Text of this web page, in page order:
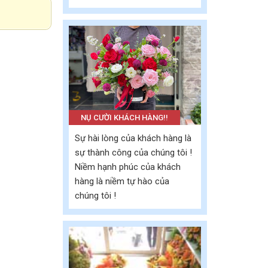
NỤ CƯỜI KHÁCH HÀNG!!
Sự hài lòng của khách hàng là
sự thành công của chúng tôi !
Niềm hạnh phúc của khách
hàng là niềm tự hào của
chúng tôi !